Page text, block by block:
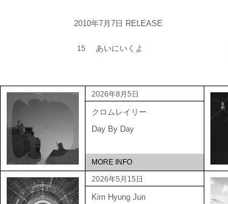
2010年7月7日 RELEASE
15 あいにいくよ
2026年8月5日
クロムレイリー
Day By Day
MORE INFO
2026年5月15日
Kim Hyung Jun